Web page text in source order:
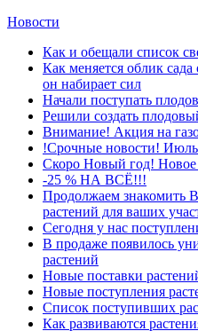
Новости
Как и обещали список
Как меняется облик сада
он набирает сил
Начали поступать
Решили создать
Внимание! Акция на
!Срочные новости!
Скоро Новый год! Новое
-25 % НА ВСЁ!!!
Продолжаем знакомить
растений для ваших
Сегодня у нас
В продаже появилось
растений
Новые поставки
Новые поступления
Список поступивших
Как развиваются